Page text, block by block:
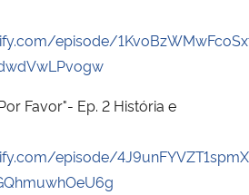
episode/
Favor"- Ep. 2 História e
episode/